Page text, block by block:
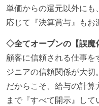
単価からの還元以外に
応じて『決算賞与』もお
◇全てオープンの【誤魔
顧客に信頼される仕事
ジニアの信頼関係が大切。
だからこそ、給与の計
まで『すべて開示』して